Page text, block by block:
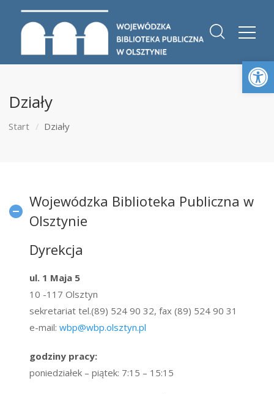
Działy
Start Działy
Wojewódzka Biblioteka Publiczna w
Olsztynie
Dyrekcja
ul. 1 Maja 5
10 -117 Olsztyn
sekretariat tel.(89) 524 90 32, fax (89) 524 90 31
e-mail: wbp@wbp.olsztyn.pl
godziny pracy:
poniedziałek – piątek: 7:15 – 15:15